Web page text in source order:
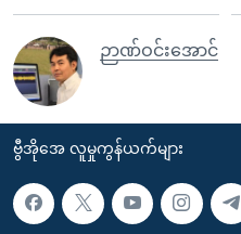
ဉာဏ်ဝင်းအောင်
ဗွီအိုအေ လူမှုကွန်ယက်များ